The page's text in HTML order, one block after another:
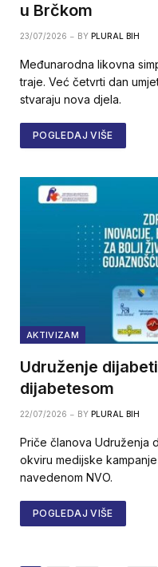
u Brčkom
23/07/2026 BY PLURAL BIH
Međunarodna likovna
traje. Već četvrti dan
stvaraju nova djela.
POGLEDAJ VIŠE
AKTIVIZAM
Udruženje
dijabetesom
22/07/2026 BY PLURAL BIH
Priče članova Udruženja
okviru medijske
navedenom NVO.
POGLEDAJ VIŠE